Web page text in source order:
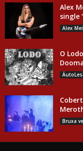
Alex
single
Alex
O
Bruxa